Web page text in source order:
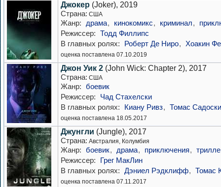
Джокер (Joker), 2019
Страна: США
Жанр: драма, кинокомикс, криминал,
Режиссер: Тодд Филлипс
В главных ролях:
Роберт Де Ниро, Хоакин
оценка поставлена 07.10.2019
Джон Уик 2 (John Wick: Chapter 2), 2017
Страна: США
Жанр: боевик
Режиссер:
Чад Стахелски
В главных ролях:
Киану Ривз, Томас Садоски
оценка поставлена 18.05.2017
Джунгли (Jungle), 2017
Страна: Австралия, Колумбия
Жанр: боевик, драма, приключения,
Режиссер:
Грег МакЛин
В главных ролях: Дэниел Рэдклифф, Томас
оценка поставлена 07.11.2017